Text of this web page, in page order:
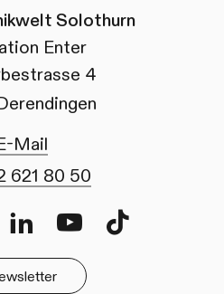
Solothurn
Enter
4
Mail
621 80 50